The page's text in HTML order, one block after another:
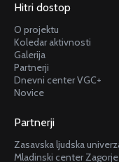
Hitri dostop
O projektu
Koledar aktivnosti
Galerija
Partnerji
Dnevni center VGC+
Novice
Partnerji
Zasavska ljudska
Mladinski center